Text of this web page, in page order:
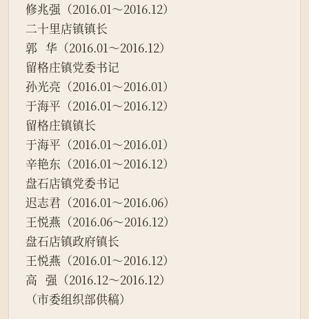
修兆强（2016.01～2016.12）
二十里店镇镇长
郭   华（2016.01～2016.12）
留格庄镇党委书记
孙光亮（2016.01～2016.01）
于海平（2016.01～2016.12）
留格庄镇镇长
于海平（2016.01～2016.01）
辛艳东（2016.01～2016.12）
盘石店镇党委书记
迟志君（2016.01～2016.06）
王悦燕（2016.06～2016.12）
盘石店镇政府镇长
王悦燕（2016.01～2016.12）
高   强（2016.12～2016.12）
（市委组织部供稿）